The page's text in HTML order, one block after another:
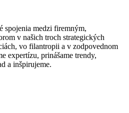
spojenia medzi firemným,
v našich troch strategických
vo filantropii a v zodpovednom
expertízu, prinášame trendy,
a inšpirujeme.